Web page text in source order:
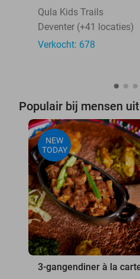
Qula Kids Trails
Deventer (+41 locaties)
Verkocht: 678
Populair bij mensen
NEW
TODAY
3-gangendiner à la